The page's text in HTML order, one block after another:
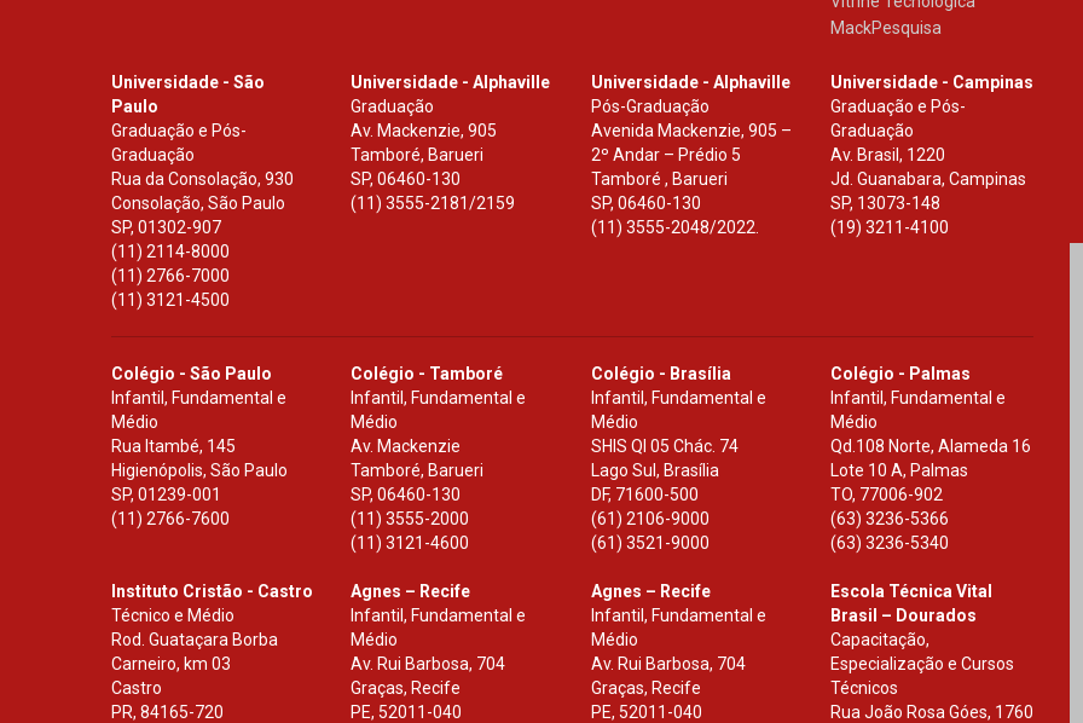
MackPesquisa
Universidade - São
Paulo
Graduação e Pós-
Graduação
Rua da Consolação, 930
Consolação, São Paulo
SP, 01302-907
(11) 2114-8000
(11) 2766-7000
(11) 3121-4500
Universidade - Alphaville
Graduação
Av. Mackenzie, 905
Tamboré, Barueri
SP,06460-130
(11) 3555-2181/2159
Universidade - Alphaville
Pós-Graduação
Avenida Mackenzie, 905 –
2º Andar – Prédio 5
Tamboré , Barueri
SP, 06460-130
(11) 3555-2048/2022.
Universidade - Campinas
Graduação e Pós-
Graduação
Av. Brasil, 1220
Jd. Guanabara, Campinas
SP, 13073-148
(19) 3211-4100
Colégio - São Paulo
Infantil, Fundamental e
Médio
Rua Itambé, 145
Higienópolis, São Paulo
SP, 01239-001
(11) 2766-7600
Colégio - Tamboré
Infantil, Fundamental e
Médio
Av. Mackenzie
Tamboré, Barueri
SP,06460-130
(11) 3555-2000
(11) 3121-4600
Colégio - Brasília
Infantil, Fundamental e
Médio
SHIS Ql 05 Chác. 74
Lago Sul, Brasília
DF, 71600-500
(61) 2106-9000
(61) 3521-9000
Colégio - Palmas
Infantil, Fundamental e
Médio
Qd.108 Norte, Alameda 16
Lote 10 A, Palmas
TO, 77006-902
(63) 3236-5366
(63) 3236-5340
Instituto Cristão - Castro
Técnico e Médio
Rod. Guataçara Borba
Carneiro, km 03
Castro
PR, 84165-720
Agnes – Recife
Infantil, Fundamental e
Médio
Av. Rui Barbosa, 704
Graças, Recife
PE, 52011-040
Agnes – Recife
Infantil, Fundamental e
Médio
Av. Rui Barbosa, 704
Graças, Recife
PE, 52011-040
Escola Técnica Vital
Brasil – Dourados
Capacitação,
Especialização e Cursos
Técnicos
Rua João Rosa Góes, 1760